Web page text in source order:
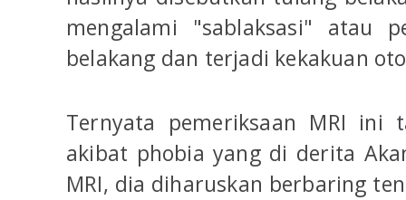
mengalami "sablaksasi" atau
belakang dan terjadi kekakuan
Ternyata pemeriksaan MRI ini
akibat phobia yang di derita
MRI, dia diharuskan berbaring